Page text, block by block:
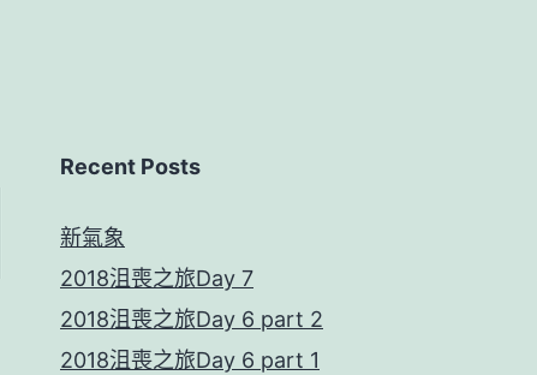
Recent Posts
新氣象
2018沮喪之旅Day 7
2018沮喪之旅Day 6 part 2
2018沮喪之旅Day 6 part 1